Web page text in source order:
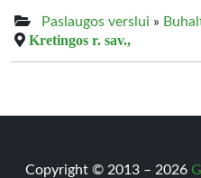
Paslaugos verslui »
Kretingos r. sav.,
Copyright © 2013 – 2026